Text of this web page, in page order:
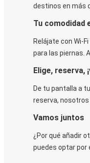
destinos en más
Tu comodidad
Relájate con Wi-
para las piernas.
Elige, reserva,
De tu pantalla a
reserva,
Vamos juntos
¿Por qué añadir
puedes optar por